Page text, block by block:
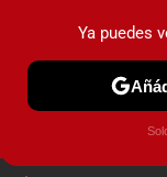
PRUEBASYa puedes